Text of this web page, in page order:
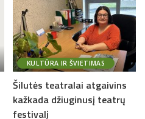
KULTŪRA IR ŠVIETIMAS
Šilutės teatralai atgaivins
kažkada džiuginusį teatrų
festivalį